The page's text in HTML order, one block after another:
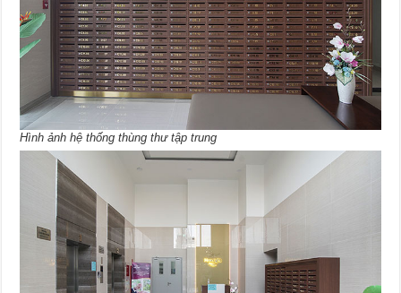
Hình ảnh hệ thống thùng thư tập trung